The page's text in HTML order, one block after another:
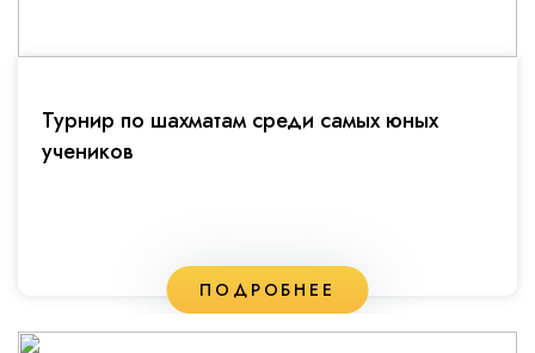
Турнир по шахматам среди самых юных
учеников
ПОДРОБНЕЕ